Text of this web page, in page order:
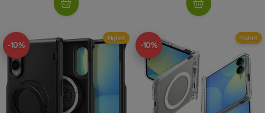
-10%
Nyhet
-10%
Nyhet